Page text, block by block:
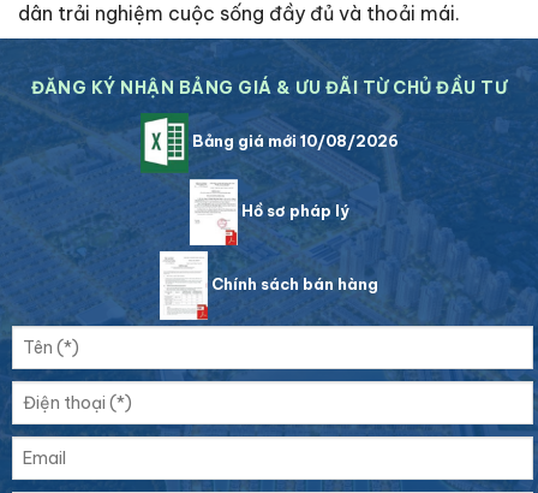
dân trải nghiệm cuộc sống đầy đủ và thoải mái.
ĐĂNG KÝ NHẬN BẢNG GIÁ & ƯU ĐÃI TỪ CHỦ ĐẦU TƯ
Bảng giá mới 10/08/2026
Hồ sơ pháp lý
Chính sách bán hàng